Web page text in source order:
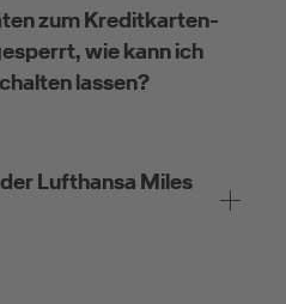
zum Kreditkarten-
wie kann ich
lassen?
Lufthansa Miles